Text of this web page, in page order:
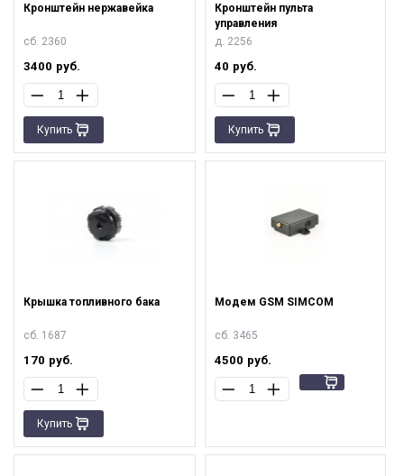
Кронштейн нержавейка
cб. 2360
3400 руб.
Купить
Кронштейн пульта
управления
д. 2256
40 руб.
Купить
Крышка топливного бака
сб. 1687
170 руб.
Купить
Модем GSM SIMCOM
сб. 3465
4500 руб.